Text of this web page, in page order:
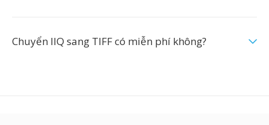
Chuyển IIQ sang TIFF có miễn phí không?